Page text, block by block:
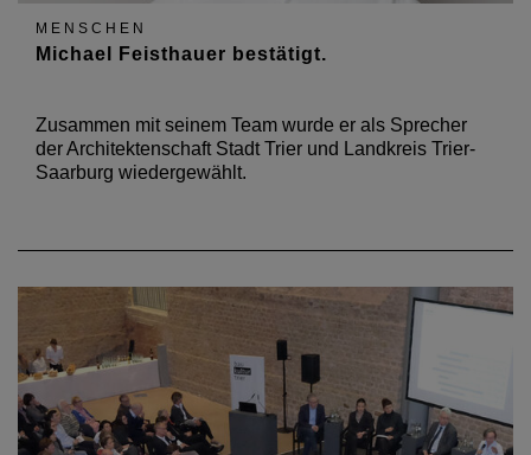
MENSCHEN
Michael Feisthauer bestätigt.
Zusammen mit seinem Team wurde er als Sprecher
der Architektenschaft Stadt Trier und Landkreis Trier-
Saarburg wiedergewählt.